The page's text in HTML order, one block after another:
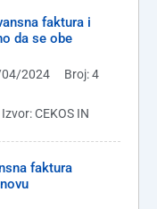
faktura i
da se obe
04/2024
Broj: 4
Izvor: CEKOS IN
faktura